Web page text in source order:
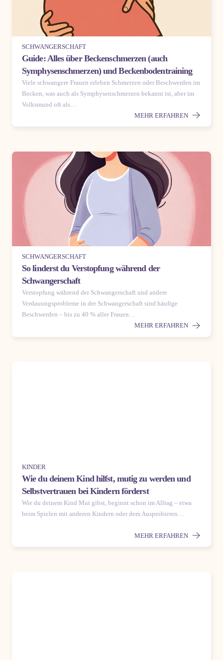
SCHWANGERSCHAFT
Guide: Alles über Beckenschmerzen (auch
Symphysenschmerzen) und Beckenbodentraining
Viele schwangere Frauen erleben Schmerzen oder Beschwerden im
Becken, was auch als Symphysenschmerzen bekannt ist, aber im
Volksmund oft als…
MEHR ERFAHREN
SCHWANGERSCHAFT
So linderst du Verstopfung während der
Schwangerschaft
Verstopfung während der Schwangerschaft und andere
Verdauungsprobleme in der Schwangerschaft sind häufige
Beschwerden – bis zu 40 % aller Frauen…
MEHR ERFAHREN
KINDER
Wie du deinem Kind hilfst, mutig zu werden und
Selbstvertrauen bei Kindern förderst
Wie du deinem Kind Mut gibst, beginnt schon im Alltag – etwa
beim Spielen mit anderen Kindern oder dem Ausprobieren…
MEHR ERFAHREN